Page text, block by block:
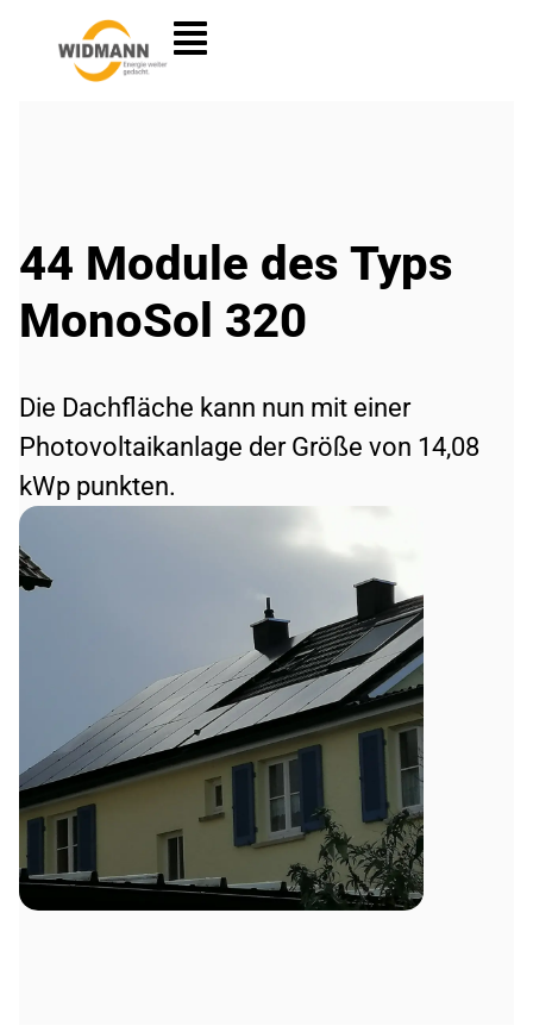
44 Module des Typs
MonoSol 320
Die Dachfläche kann nun mit einer
Photovoltaikanlage der Größe von 14,08
kWp punkten.